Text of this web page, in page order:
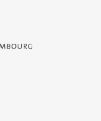
- Service